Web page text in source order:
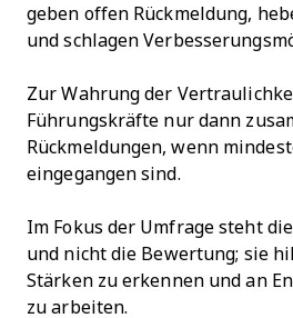
geben offen Rückmeldung,
und schlagen
Zur Wahrung der
Führungskräfte nur dann
Rückmeldungen, wenn
eingegangen sind.
Im Fokus der Umfrage steht
und nicht die Bewertung; sie
Stärken zu erkennen und an
zu arbeiten.